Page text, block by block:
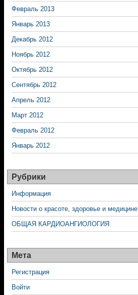
Февраль 2013
Январь 2013
Декабрь 2012
Ноябрь 2012
Октябрь 2012
Сентябрь 2012
Апрель 2012
Март 2012
Февраль 2012
Январь 2012
Рубрики
Информация
Новости о красоте, здоровье и медицине
ОБЩАЯ КАРДИОАНГИОЛОГИЯ
Мета
Регистрация
Войти